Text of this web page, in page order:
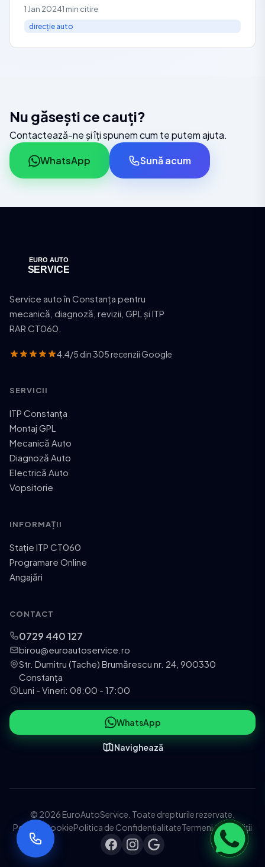
Garanție 24
1 Jan 20241 min citire
direcție auto
Nu găsești ce cauți?
Contactează-ne și îți spunem cum te putem ajuta.
WhatsApp Sună acum
Service auto în Constanța pentru
mecanică, diagnoză, revizii, GPL și ITP
RAR CT060.
4.4/5 din 305 recenzii Google
SERVICII
ITP Constanța
Montaj GPL
Mecanică Auto
Diagnoză Auto
Electrică Auto
Vopsitorie
INFORMAȚII
Stație ITP CT060
Programare Online
Angajări
CONTACT
0729 440 127
birou@euroautoservice.ro
Str. Dumitru (Tache) Brumărescu nr. 24, 900330
Constanța
Luni - Vineri: 08:00 - 17:00
WhatsApp
Navighează
© 2026 EuroAutoService. Toate drepturile rezervate.
Politica CookiePolitica de ConfidențialitateTermeni și Condiții